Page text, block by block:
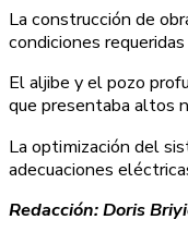
La construcción de
condiciones
El aljibe y el pozo
que presentaba altos
La optimización del
adecuaciones
Redacción: Doris